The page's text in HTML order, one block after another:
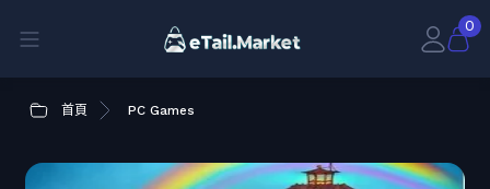
0
首頁 PC Games